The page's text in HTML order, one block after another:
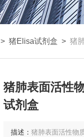
> 猪Elisa试剂盒 > 猪
猪肺表面活性
试剂盒
描述：猪肺表面活性物